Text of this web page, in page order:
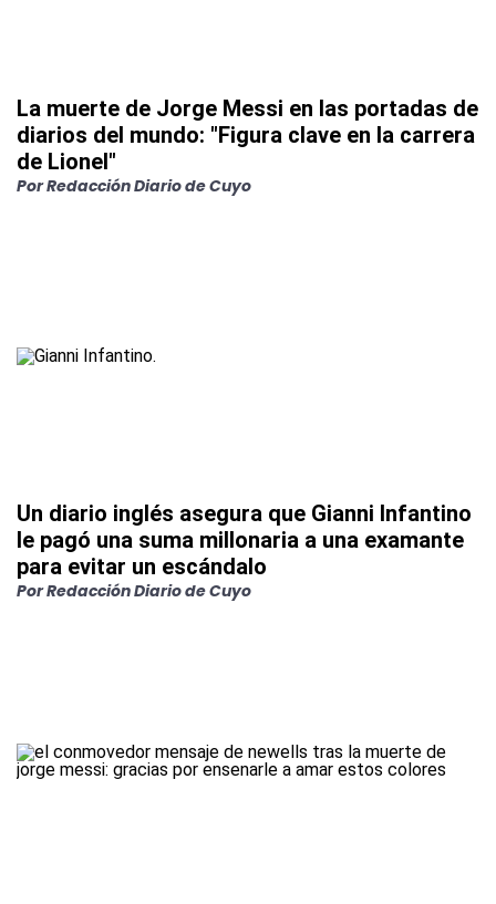
La muerte de Jorge Messi en las portadas de
diarios del mundo: "Figura clave en la carrera
de Lionel"
PorRedacción Diario de Cuyo
Un diario inglés asegura que Gianni Infantino
le pagó una suma millonaria a una examante
para evitar un escándalo
PorRedacción Diario de Cuyo